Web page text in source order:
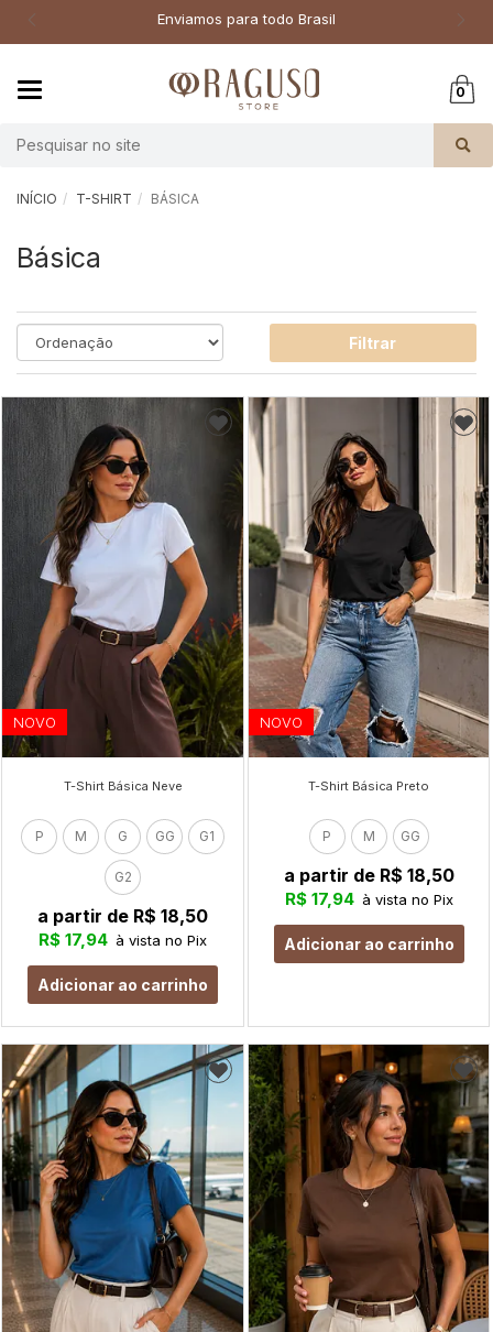
Enviamos para todo Brasil
0
INÍCIO T-SHIRT BÁSICA
Básica
Filtrar
NOVO
T-Shirt Básica Neve
P M G GG G1
G2
a partir de R$ 18,50
R$ 17,94 à vista no Pix
Adicionar ao carrinho
NOVO
T-Shirt Básica Preto
P M GG
a partir de R$ 18,50
R$ 17,94 à vista no Pix
Adicionar ao carrinho